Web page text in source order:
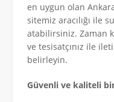
en uygun olan
sitemiz aracılığı ile
atabilirsiniz. Zaman
ve tesisatçınız ile
belirleyin.
Güvenli ve kaliteli